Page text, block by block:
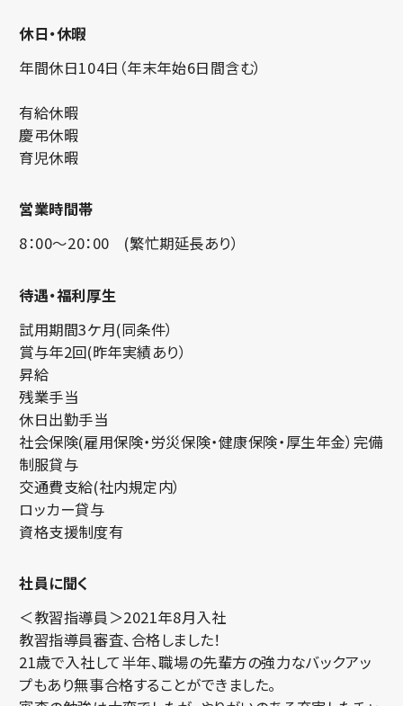
休日・休暇
年間休日104日（年末年始6日間含む）
有給休暇
慶弔休暇
育児休暇
営業時間帯
8：00～20：00 (繁忙期延長あり）
待遇・福利厚生
試用期間3ケ月(同条件）
賞与年2回(昨年実績あり）
昇給
残業手当
休日出勤手当
社会保険(雇用保険・労災保険・健康保険・厚生年金）完備
制服貸与
交通費支給(社内規定内）
ロッカー貸与
資格支援制度有
社員に聞く
＜教習指導員＞2021年8月入社
教習指導員審査、合格しました！
21歳で入社して半年、職場の先輩方の強力なバックアッ
プもあり無事合格することができました。